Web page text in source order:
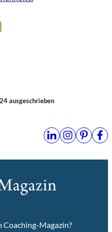
ausgeschrieben
Coaching-Magazin?